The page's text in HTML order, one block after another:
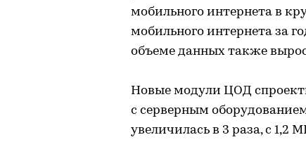
мобильного интернета в
мобильного интернета за
объеме данных также
Новые модули ЦОД
с серверным
увеличилась в 3 раза, с 1,2